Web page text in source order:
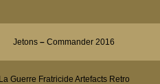
Jetons – Commander 2016
La Guerre Fratricide Artefacts Retro